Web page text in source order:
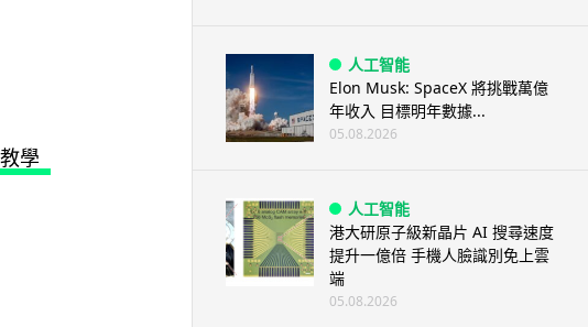
人工智能
Elon Musk: SpaceX 將挑戰萬億
年收入 目標明年數據...
05.08.2026
人工智能
港大研原子級新晶片 AI 搜尋速度
提升一億倍 手機人臉識別免上雲
端
05.08.2026